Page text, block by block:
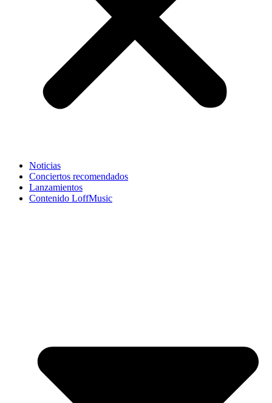
Noticias
Conciertos recomendados
Lanzamientos
Contenido LoffMusic